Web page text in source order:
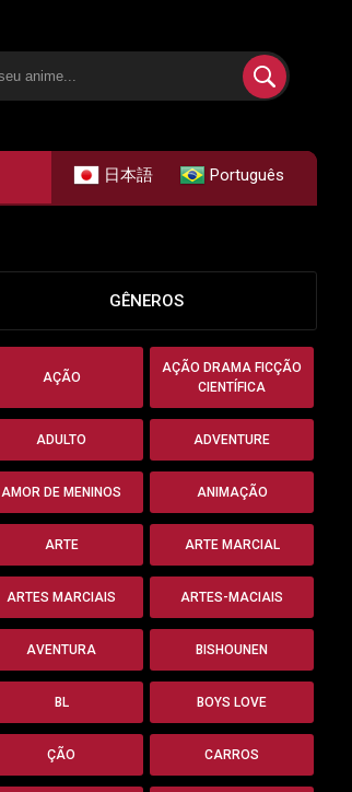
日本語 Português
GÊNEROS
AÇÃO
AÇÃO DRAMA FICÇÃO
CIENTÍFICA
ADULTO ADVENTURE
AMOR DE MENINOS ANIMAÇÃO
ARTE ARTE MARCIAL
ARTES MARCIAIS ARTES-MACIAIS
AVENTURA BISHOUNEN
BL BOYS LOVE
ÇÃO CARROS